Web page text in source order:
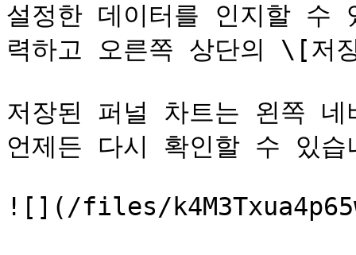
설정한 데이터를 인지할
력하고 오른쪽 상단의 \[저
저장된 퍼널 차트는 왼쪽
언제든 다시 확인할 수 있습
![](/files/